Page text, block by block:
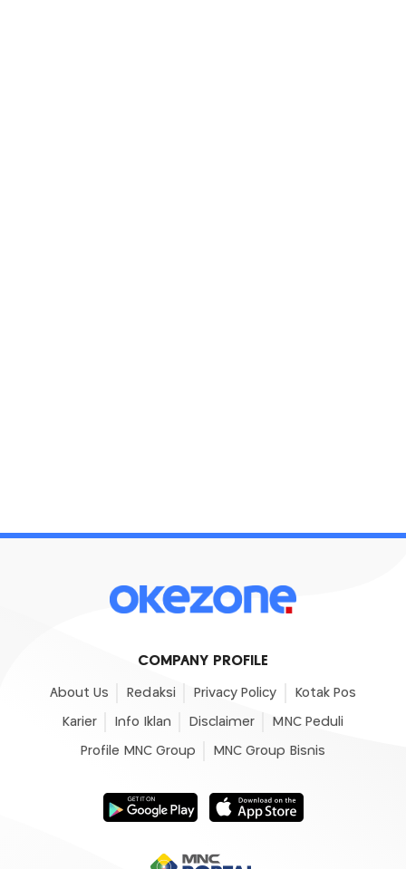
COMPANY PROFILE
About Us Redaksi Privacy Policy Kotak Pos
Karier Info Iklan Disclaimer MNC Peduli
Profile MNC Group MNC Group Bisnis